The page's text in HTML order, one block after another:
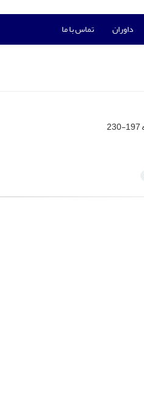
داوران تماس با ما
197-230